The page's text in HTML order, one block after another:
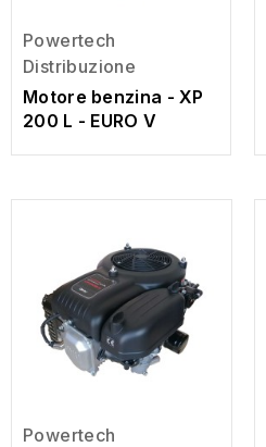
Powertech
Distribuzione
Motore benzina - XP
200 L - EURO V
Powertech